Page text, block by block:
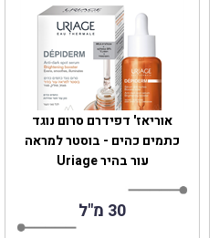
אוריאז' דפידרם סרום נוגד
כתמים כהים - בוסטר למראה
עור בהיר Uriage
30 מ"ל